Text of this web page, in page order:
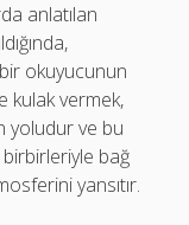
anlatılan
okuyucunun
kulak vermek,
yoludur ve bu
bağ
yansıtır.